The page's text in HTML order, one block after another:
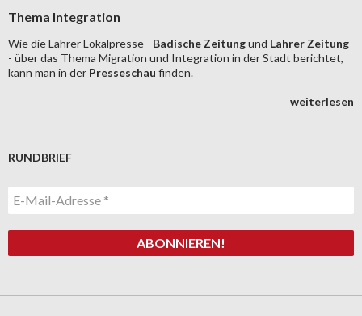
Thema Integration
Wie die Lahrer Lokalpresse - Badische Zeitungund Lahrer Zeitung
- über das Thema Migration und Integration in der Stadt berichtet,
kann man in der Presseschau finden.
weiterlesen
RUNDBRIEF